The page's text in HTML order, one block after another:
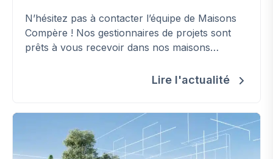
N’hésitez pas à contacter l’équipe de Maisons
Compère ! Nos gestionnaires de projets sont
prêts à vous recevoir dans nos maisons
Lire l'actualité